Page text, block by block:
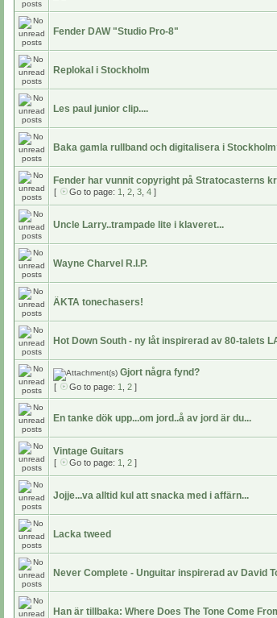
Fender DAW "Studio Pro-8"
Replokal i Stockholm
Les paul junior clip....
Baka gamla rullband och digitalisera i
Fender har vunnit copyright på Stratocasterns
[ Go to page: 1 2 3 4 ]
Uncle Larry..trampade lite i klaveret...
Wayne Charvel R.I.P.
ÄKTA tonechasers!
Hot Down South - ny låt inspirerad av 80-talets
Gjort några fynd?
[ Go to page: 1 2 ]
En tanke dök upp...om jord..å av jord är du...
Vintage Guitars
[ Go to page: 1 2 ]
Jojje...va alltid kul att snacka med i affärn...
Lacka tweed
Never Complete - Unguitar inspirerad av David
Han är tillbaka: Where Does The Tone Come